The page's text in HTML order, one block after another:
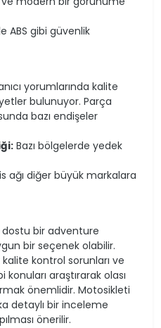
ABS gibi güvenlik
yorumlarında kalite
bulunuyor. Parça
bazı endişeler
Bazı bölgelerde yedek
ağı diğer büyük markalara
dostu bir adventure
bir seçenek olabilir.
kontrol sorunları ve
araştırarak olası
önemlidir. Motosikleti
detaylı bir inceleme
önerilir.